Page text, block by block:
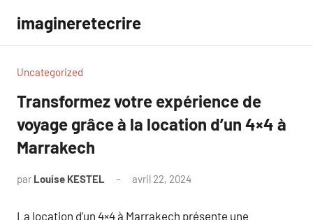
contenu
imagineretecrire
Uncategorized
Transformez votre expérience de
voyage grâce à la location d’un 4×4 à
Marrakech
par Louise KESTEL avril 22, 2024
La location d’un 4×4 à Marrakech présente une